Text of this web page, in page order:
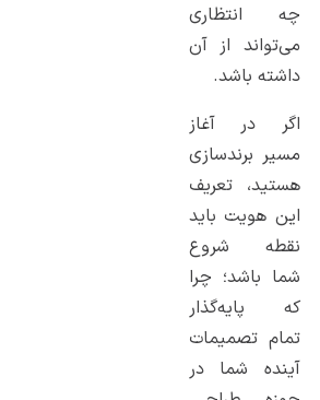
چه انتظاری
می‌تواند از آن
داشته باشد.
اگر در آغاز
مسیر برندسازی
هستید، تعریف
این هویت باید
نقطه شروع
شما باشد؛ چرا
که پایه‌گذار
تمام تصمیمات
آینده شما در